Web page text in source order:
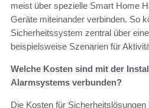
meist über spezielle Smart Home
Geräte miteinander verbinden. So
Sicherheitssystem zentral über
beispielsweise Szenarien für
Welche Kosten sind mit der
Alarmsystems verbunden?
Die Kosten für